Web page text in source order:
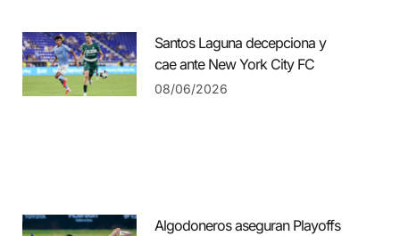
Santos Laguna decepciona y
cae ante New York City FC
08/06/2026
Algodoneros aseguran Playoffs